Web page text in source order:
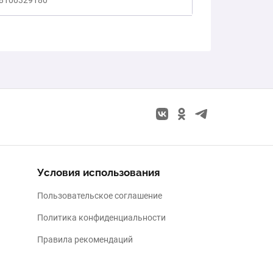
Условия использования
Пользовательское соглашение
Политика конфиденциальности
Правила рекомендаций